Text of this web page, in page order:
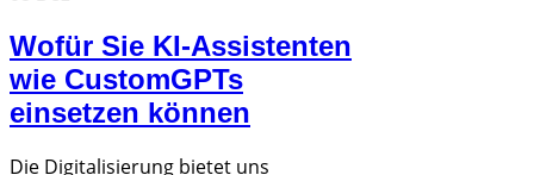
Wofür Sie KI-Assistenten
wie CustomGPTs
einsetzen können
Die Digitalisierung bietet uns